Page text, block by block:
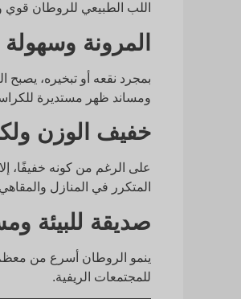
اللب الطبيعي للروطان قوي
المرونة
بمجرد نقعه أو تبخيره،
ومساند ظهر مستديرة
خفيف الوزن
على الرغم من كونه خفيفًا،
المتكرر في المنازل
صديقة للبيئة
للمجتمعات الريفية.